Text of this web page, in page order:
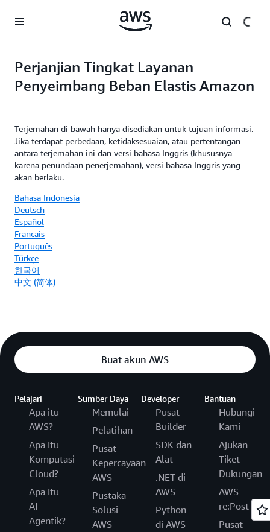
Perjanjian Tingkat Layanan
Penyeimbang Beban Elastis Amazon
Terjemahan di bawah hanya disediakan untuk tujuan informasi.
Jika terdapat perbedaan, ketidaksesuaian, atau pertentangan
antara terjemahan ini dan versi bahasa Inggris (khususnya
karena penundaan penerjemahan), versi bahasa Inggris yang
akan berlaku.
Bahasa Indonesia
Deutsch
Español
Français
Português
Türkçe
한국어
中文 (简体)
Buat akun AWS
Pelajari
Apa itu
AWS?
Apa Itu
Komputasi
Cloud?
Apa Itu
AI
Agentik?
Sumber Daya
Memulai
Pelatihan
Pusat
Kepercayaan
AWS
Pustaka
Solusi
AWS
Developer
Pusat
Builder
SDK dan
Alat
.NET di
AWS
Python
di AWS
Bantuan
Hubungi
Kami
Ajukan
Tiket
Dukungan
AWS
re:Post
Pusat